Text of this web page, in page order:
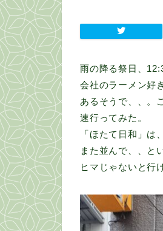
雨の降る祭日、
会社のラーメン好
あるそうで、、。
速行ってみた。
「ほたて日和」
また並んで、、と
ヒマじゃないと行